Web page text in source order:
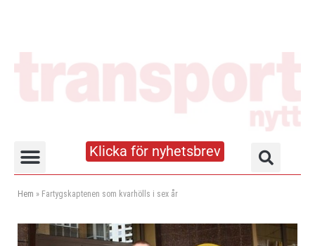
Klicka för nyhetsbrev
Hem » Fartygskaptenen som kvarhölls i sex år